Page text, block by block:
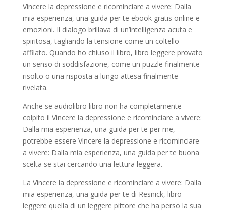
Vincere la depressione e ricominciare a vivere: Dalla
mia esperienza, una guida per te ebook gratis online e
emozioni. Il dialogo brillava di un’intelligenza acuta e
spiritosa, tagliando la tensione come un coltello
affilato. Quando ho chiuso il libro, libro leggere provato
un senso di soddisfazione, come un puzzle finalmente
risolto o una risposta a lungo attesa finalmente
rivelata.
Anche se audiolibro libro non ha completamente
colpito il Vincere la depressione e ricominciare a vivere:
Dalla mia esperienza, una guida per te per me,
potrebbe essere Vincere la depressione e ricominciare
a vivere: Dalla mia esperienza, una guida per te buona
scelta se stai cercando una lettura leggera.
La Vincere la depressione e ricominciare a vivere: Dalla
mia esperienza, una guida per te di Resnick, libro
leggere quella di un leggere pittore che ha perso la sua